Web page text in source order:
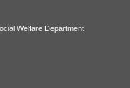
Welfare Department